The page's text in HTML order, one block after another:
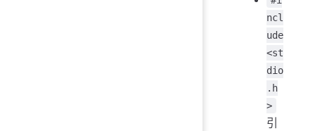
ncl
ude
<st
dio
.h
>
引